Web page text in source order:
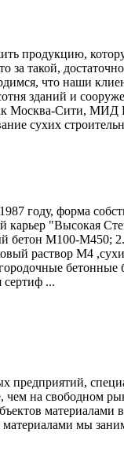
продукцию,
такой,
что наши
зданий и
Москва-Сити,
сухих
году, форма
карьер "Высокая
бетон М100-М450;
раствор М4
...
на свободном
мы